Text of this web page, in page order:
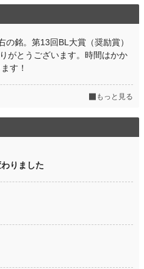
の銘。第13回BL大賞（奨励賞）
がとうございます。時間はかか
す！
もっと見る
りました